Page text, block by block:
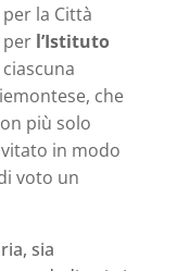
la Città
per l’Istituto
che
più solo
in modo
voto un
sia